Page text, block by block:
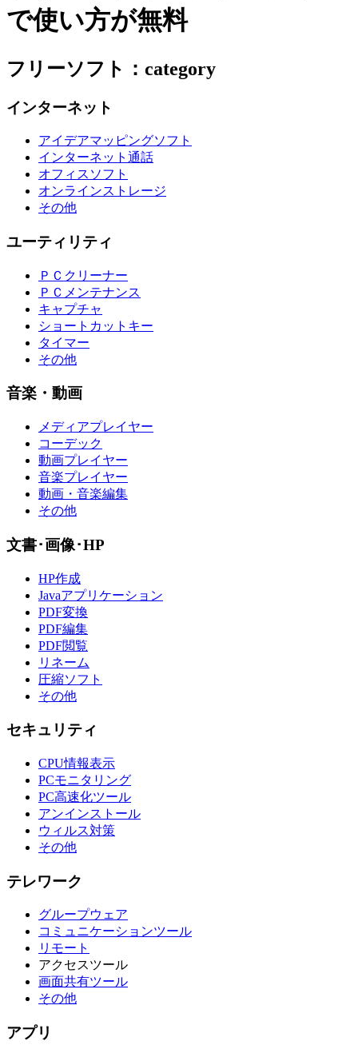
で使い方が無料
フリーソフト：category
インターネット
アイデアマッピングソフト
インターネット通話
オフィスソフト
オンラインストレージ
その他
ユーティリティ
ＰＣクリーナー
ＰＣメンテナンス
キャプチャ
ショートカットキー
タイマー
その他
音楽・動画
メディアプレイヤー
コーデック
動画プレイヤー
音楽プレイヤー
動画・音楽編集
その他
文書･画像･HP
HP作成
Javaアプリケーション
PDF変換
PDF編集
PDF閲覧
リネーム
圧縮ソフト
その他
セキュリティ
CPU情報表示
PCモニタリング
PC高速化ツール
アンインストール
ウィルス対策
その他
テレワーク
グループウェア
コミュニケーションツール
リモート
アクセスツール
画面共有ツール
その他
アプリ